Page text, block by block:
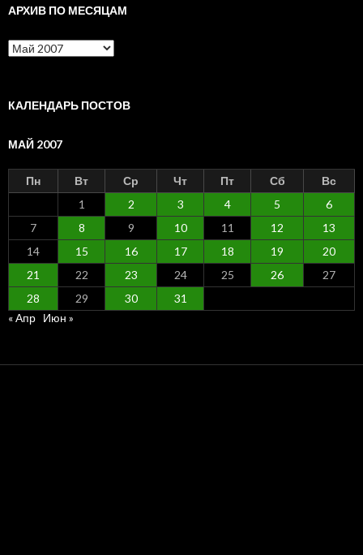
АРХИВ ПО МЕСЯЦАМ
Архив
по
КАЛЕНДАРЬ ПОСТОВ
МАЙ 2007
Пн Вт Ср Чт Пт Сб
Вс
1
2 3 4 5
6
7
8 9 10 11 12
13
14
15 16 17 18 19
20
21
22 23 24 25 26
27
28
29 30
31
« Апр Июн »